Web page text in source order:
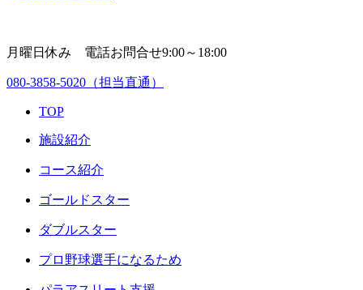
月曜日休み 電話お問合せ9:00～18:00
080-3858-5020 （担当直通）
TOP
施設紹介
コース紹介
ゴールドスター
ダブルスター
プロ野球選手になるため